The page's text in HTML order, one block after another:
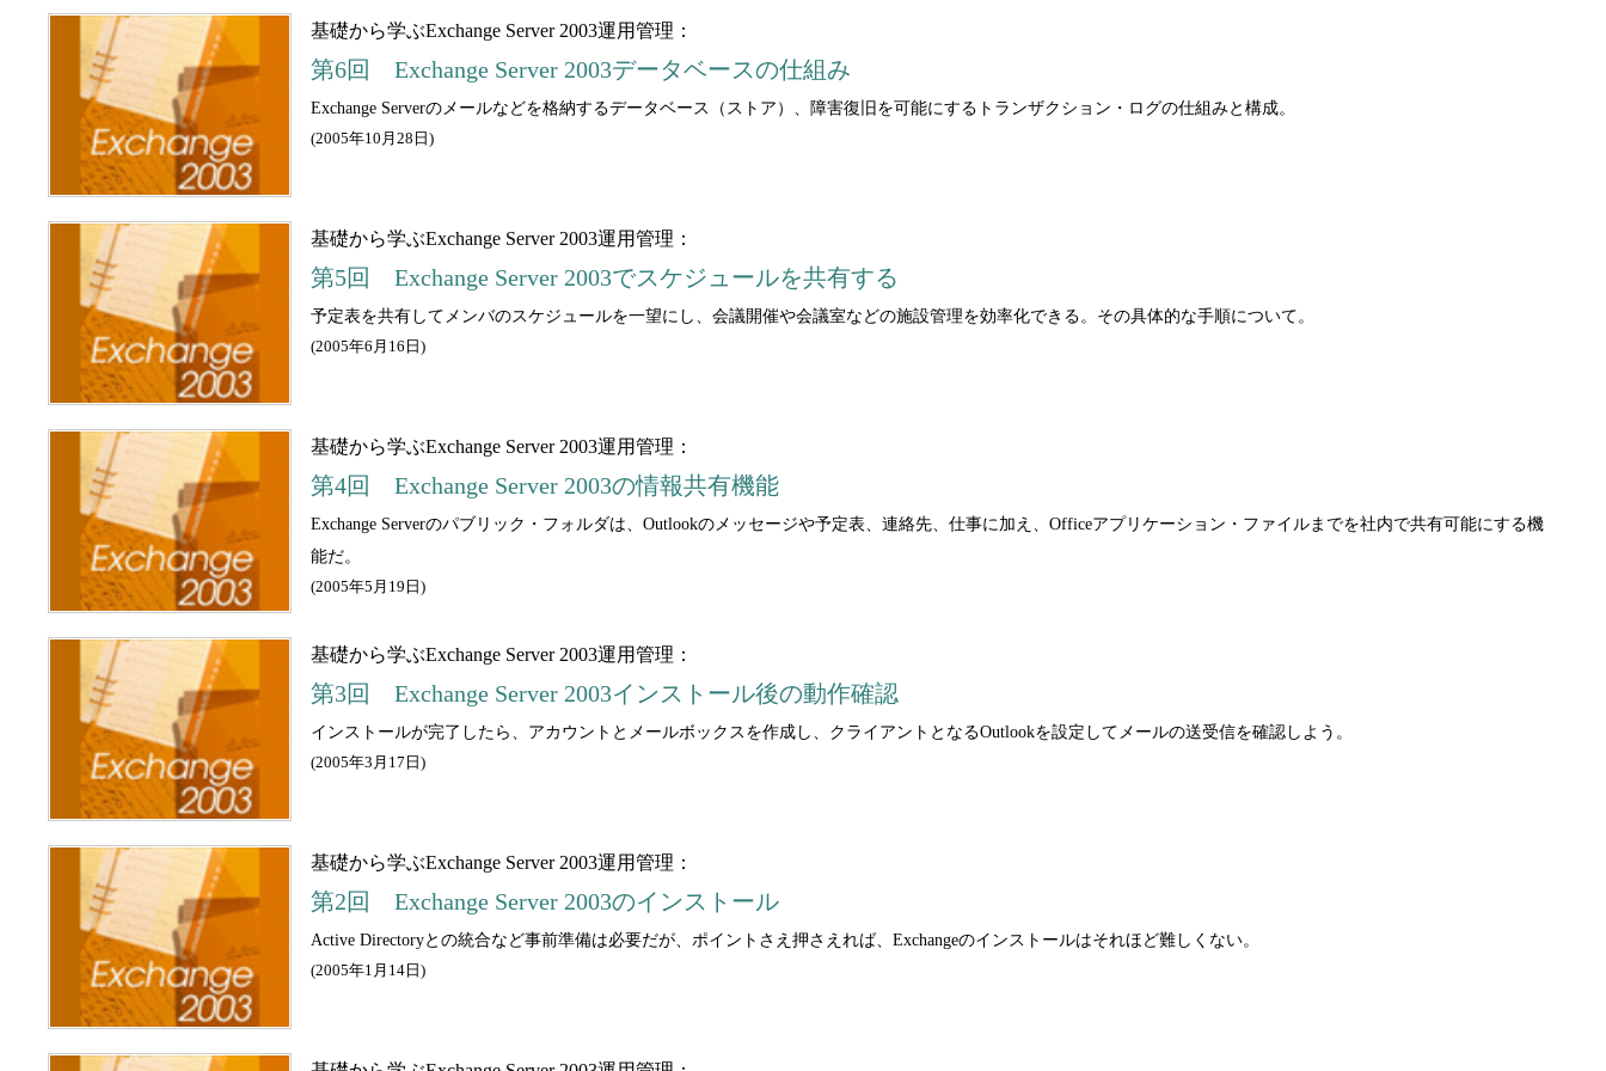
基礎から学ぶExchange Server 2003運用管理：
第6回 Exchange Server 2003データベースの仕組み
Exchange Serverのメールなどを格納するデータベース（ストア）、障害復旧を可能にするトランザクション・ログの仕組みと構成。
(2005年10月28日 )
基礎から学ぶExchange Server 2003運用管理：
第5回 Exchange Server 2003でスケジュールを共有する
予定表を共有してメンバのスケジュールを一望にし、会議開催や会議室などの施設管理を効率化できる。その具体的な手順について。
(2005年6月16日 )
基礎から学ぶExchange Server 2003運用管理：
第4回 Exchange Server 2003の情報共有機能
Exchange Serverのパブリック・フォルダは、Outlookのメッセージや予定表、連絡先、仕事に加え、Officeアプリケーション・ファイルまでを社内で共有可能にする機
能だ。
(2005年5月19日 )
基礎から学ぶExchange Server 2003運用管理：
第3回 Exchange Server 2003インストール後の動作確認
インストールが完了したら、アカウントとメールボックスを作成し、クライアントとなるOutlookを設定してメールの送受信を確認しよう。
(2005年3月17日 )
基礎から学ぶExchange Server 2003運用管理：
第2回 Exchange Server 2003のインストール
Active Directoryとの統合など事前準備は必要だが、ポイントさえ押さえれば、Exchangeのインストールはそれほど難しくない。
(2005年1月14日 )